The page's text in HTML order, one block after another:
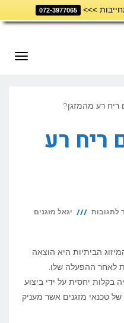
>>>
072-3977065
רע מהמזגן?
ריח רע
לתגובות על
עם
ריח
רע
יגאל מזגנים
הביתיות היא הוצאה
לאחר ההפעלה שלו.
בקלות יחסית על ידי ביצוע
טכנאי מזגנים אשר מעניק